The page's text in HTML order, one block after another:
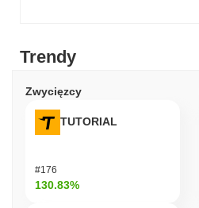
Trendy
Zwycięzcy
TUTORIAL
#176
130.83%